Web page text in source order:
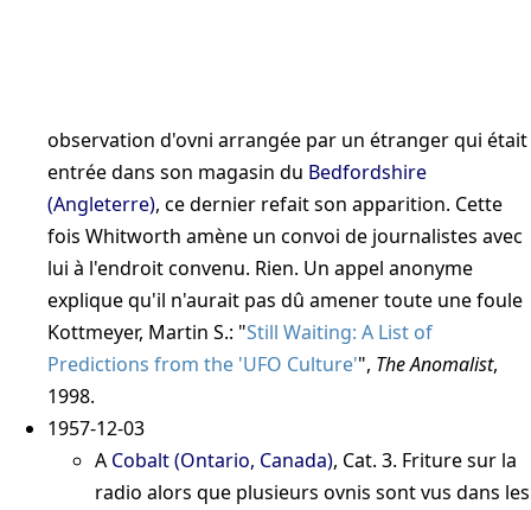
observation d'ovni arrangée par un étranger qui était
entrée dans son magasin du Bedfordshire
(Angleterre), ce dernier refait son apparition. Cette
fois Whitworth amène un convoi de journalistes avec
lui à l'endroit convenu. Rien. Un appel anonyme
explique qu'il n'aurait pas dû amener toute une foule
Kottmeyer, Martin S.: "Still Waiting: A List of
Predictions from the 'UFO Culture'", The Anomalist,
1998.
1957-12-03
A Cobalt (Ontario, Canada), Cat. 3. Friture sur la
radio alors que plusieurs ovnis sont vus dans les